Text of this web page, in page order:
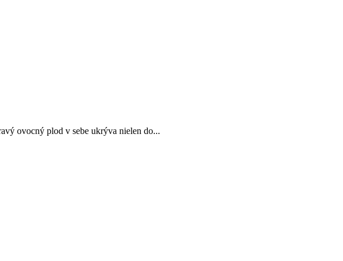
ovocný plod v sebe ukrýva nielen do...